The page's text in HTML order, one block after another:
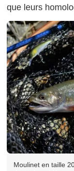
que leurs
Moulinet en taille